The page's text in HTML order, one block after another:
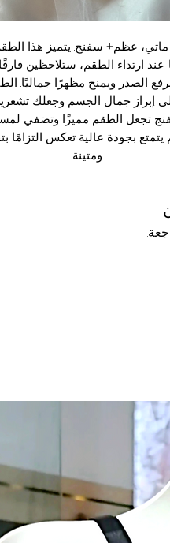
عظم+ سفنج. يتميز هذا
عند ارتداء الطقم، ستلاحظين
الصدر ويمنح مظهرًا جماليًا.
إبراز جمال الجسم وجعلك
تجعل الطقم مميزًا وتضفي
بجودة عالية تعكس التزامًا
ومتينة.